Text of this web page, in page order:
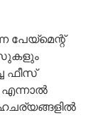
പേയ്മെന്റ്
ഫീസ്
എന്നാൽ